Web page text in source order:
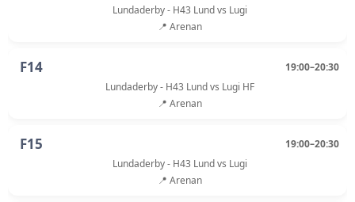
Lundaderby - H43 Lund vs Lugi
📍 Arenan
F14
19:00–20:30
Lundaderby - H43 Lund vs Lugi HF
📍 Arenan
F15
19:00–20:30
Lundaderby - H43 Lund vs Lugi
📍 Arenan